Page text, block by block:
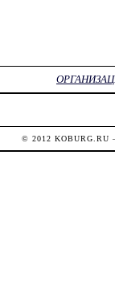
© 2012KOBURG.RU